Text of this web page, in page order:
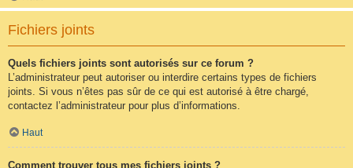
Fichiers joints
Quels fichiers joints sont autorisés sur ce forum ?
L’administrateur peut autoriser ou interdire certains types de fichiers
joints. Si vous n’êtes pas sûr de ce qui est autorisé à être chargé,
contactez l’administrateur pour plus d’informations.
Haut
Comment trouver tous mes fichiers joints ?